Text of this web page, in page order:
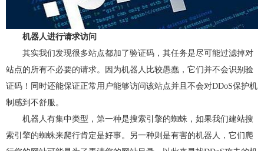
机器人进行请求访问
其实我们发现很多站点都加了验证码，其任务是尽可能过滤掉对
站点的所有不必要的请求。因为机器人比较愚蠢，它们并不会识别验
证码！同时还能保证正常用户能够访问该站点并且不会对DDoS保护机
制感到不舒服。
机器人有集中类型，第一种是搜索引擎的蜘蛛，如果我们建站搜
索引擎的蜘蛛来爬行肯定是好事。另一种则是有害的机器人，它们爬